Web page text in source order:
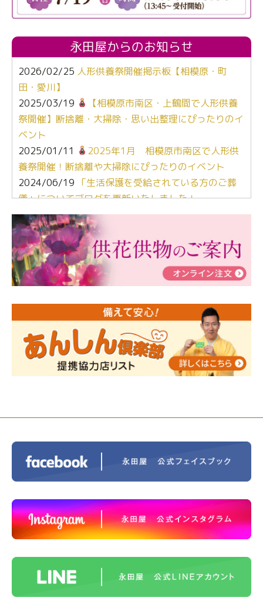
永田屋からのお知らせ
2026/02/25 人形供養祭開催掲示板【相模原・町
田・愛川】
2025/03/19
【相模原市南区・上鶴間で人形供養
祭開催】断捨離・大掃除・思い出整理にぴったりのイ
ベント
2025/01/11
2025年1月 相模原市南区で人形供
養祭開催！断捨離や大掃除にぴったりのイベント
2024/06/19 「生活保護を受給されている方のご葬
儀」についてブログを更新いたしました！
2024/03/06【終活なるほど教室】「マンガで学
ぶ！はじめてのお葬式」小さな家族葬ハウス®町田成
瀬 ご参加ありがとうございました！
2024/01/19令和6年能登半島地震災害の寄付のご報
告
人形供養 寄付のご報告
2023/12/16終活なるほど教室＠小さな家族葬ハウ
ス®上鶴間 エンディングノートを書いてみよう！
2023/11/29 永田屋創業110周年記念式典 レンブラ
ントホテル東京町田